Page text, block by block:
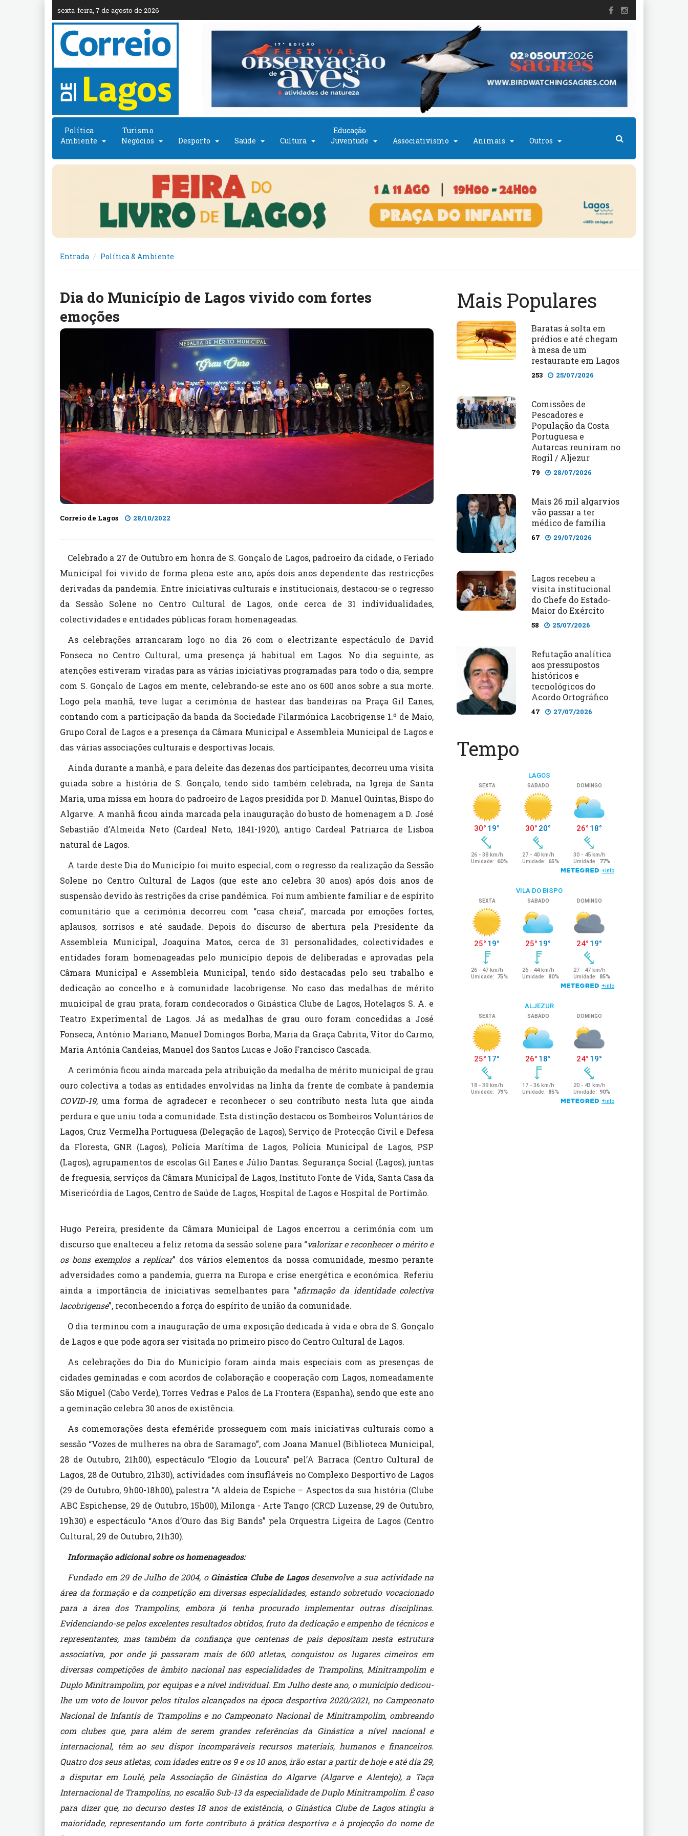
sexta-feira, 7 de agosto de 2026
Política
Ambiente
Turismo
Negócios
Desporto Saúde Cultura
Educação
Juventude
Associativismo Animais Outros
Entrada Política & Ambiente
Dia do Município de Lagos vivido com fortes
emoções
Correio de Lagos 28/10/2022
Celebrado a 27 de Outubro em honra de S. Gonçalo de Lagos, padroeiro da cidade, o Feriado
Municipal foi vivido de forma plena este ano, após dois anos dependente das restricções
derivadas da pandemia. Entre iniciativas culturais e institucionais, destacou-se o regresso
da Sessão Solene no Centro Cultural de Lagos, onde cerca de 31 individualidades,
colectividades e entidades públicas foram homenageadas.
As celebrações arrancaram logo no dia 26 com o electrizante espectáculo de David
Fonseca no Centro Cultural, uma presença já habitual em Lagos. No dia seguinte, as
atenções estiveram viradas para as várias iniciativas programadas para todo o dia, sempre
com S. Gonçalo de Lagos em mente, celebrando-se este ano os 600 anos sobre a sua morte.
Logo pela manhã, teve lugar a cerimónia de hastear das bandeiras na Praça Gil Eanes,
contando com a participação da banda da Sociedade Filarmónica Lacobrigense 1.º de Maio,
Grupo Coral de Lagos e a presença da Câmara Municipal e Assembleia Municipal de Lagos e
das várias associações culturais e desportivas locais.
Ainda durante a manhã, e para deleite das dezenas dos participantes, decorreu uma visita
guiada sobre a história de S. Gonçalo, tendo sido também celebrada, na Igreja de Santa
Maria, uma missa em honra do padroeiro de Lagos presidida por D. Manuel Quintas, Bispo do
Algarve. A manhã ficou ainda marcada pela inauguração do busto de homenagem a D. José
Sebastião d’Almeida Neto (Cardeal Neto, 1841-1920), antigo Cardeal Patriarca de Lisboa
natural de Lagos.
A tarde deste Dia do Município foi muito especial, com o regresso da realização da Sessão
Solene no Centro Cultural de Lagos (que este ano celebra 30 anos) após dois anos de
suspensão devido às restrições da crise pandémica. Foi num ambiente familiar e de espírito
comunitário que a cerimónia decorreu com “casa cheia”, marcada por emoções fortes,
aplausos, sorrisos e até saudade. Depois do discurso de abertura pela Presidente da
Assembleia Municipal, Joaquina Matos, cerca de 31 personalidades, colectividades e
entidades foram homenageadas pelo município depois de deliberadas e aprovadas pela
Câmara Municipal e Assembleia Municipal, tendo sido destacadas pelo seu trabalho e
dedicação ao concelho e à comunidade lacobrigense. No caso das medalhas de mérito
municipal de grau prata, foram condecorados o Ginástica Clube de Lagos, Hotelagos S. A. e
Teatro Experimental de Lagos. Já as medalhas de grau ouro foram concedidas a José
Fonseca, António Mariano, Manuel Domingos Borba, Maria da Graça Cabrita, Vítor do Carmo,
Maria Antónia Candeias, Manuel dos Santos Lucas e João Francisco Cascada.
A cerimónia ficou ainda marcada pela atribuição da medalha de mérito municipal de grau
ouro colectiva a todas as entidades envolvidas na linha da frente de combate à pandemia
COVID-19, uma forma de agradecer e reconhecer o seu contributo nesta luta que ainda
perdura e que uniu toda a comunidade. Esta distinção destacou os Bombeiros Voluntários de
Lagos, Cruz Vermelha Portuguesa (Delegação de Lagos), Serviço de Protecção Civil e Defesa
da Floresta, GNR (Lagos), Polícia Marítima de Lagos, Polícia Municipal de Lagos, PSP
(Lagos), agrupamentos de escolas Gil Eanes e Júlio Dantas. Segurança Social (Lagos), juntas
de freguesia, serviços da Câmara Municipal de Lagos, Instituto Fonte de Vida, Santa Casa da
Misericórdia de Lagos, Centro de Saúde de Lagos, Hospital de Lagos e Hospital de Portimão.
Hugo Pereira, presidente da Câmara Municipal de Lagos encerrou a cerimónia com um
discurso que enalteceu a feliz retoma da sessão solene para “valorizar e reconhecer o mérito e
os bons exemplos a replicar” dos vários elementos da nossa comunidade, mesmo perante
adversidades como a pandemia, guerra na Europa e crise energética e económica. Referiu
ainda a importância de iniciativas semelhantes para “afirmação da identidade colectiva
lacobrigense”, reconhecendo a força do espírito de união da comunidade.
O dia terminou com a inauguração de uma exposição dedicada à vida e obra de S. Gonçalo
de Lagos e que pode agora ser visitada no primeiro pisco do Centro Cultural de Lagos.
As celebrações do Dia do Município foram ainda mais especiais com as presenças de
cidades geminadas e com acordos de colaboração e cooperação com Lagos, nomeadamente
São Miguel (Cabo Verde), Torres Vedras e Palos de La Frontera (Espanha), sendo que este ano
a geminação celebra 30 anos de existência.
As comemorações desta efeméride prosseguem com mais iniciativas culturais como a
sessão “Vozes de mulheres na obra de Saramago”, com Joana Manuel (Biblioteca Municipal,
28 de Outubro, 21h00), espectáculo “Elogio da Loucura” pel’A Barraca (Centro Cultural de
Lagos, 28 de Outubro, 21h30), actividades com insufláveis no Complexo Desportivo de Lagos
(29 de Outubro, 9h00-18h00), palestra “A aldeia de Espiche – Aspectos da sua história (Clube
ABC Espichense, 29 de Outubro, 15h00), Milonga - Arte Tango (CRCD Luzense, 29 de Outubro,
19h30) e espectáculo “Anos d’Ouro das Big Bands” pela Orquestra Ligeira de Lagos (Centro
Cultural, 29 de Outubro, 21h30).
Informação adicional sobre os homenageados:
Fundado em 29 de Julho de 2004, o Ginástica Clube de Lagosdesenvolve a sua actividade na
área da formação e da competição em diversas especialidades, estando sobretudo vocacionado
para a área dos Trampolins, embora já tenha procurado implementar outras disciplinas.
Evidenciando-se pelos excelentes resultados obtidos, fruto da dedicação e empenho de técnicos e
representantes, mas também da confiança que centenas de pais depositam nesta estrutura
associativa, por onde já passaram mais de 600 atletas, conquistou os lugares cimeiros em
diversas competições de âmbito nacional nas especialidades de Trampolins, Minitrampolim e
Duplo Minitrampolim, por equipas e a nível individual. Em Julho deste ano, o município dedicou-
lhe um voto de louvor pelos títulos alcançados na época desportiva 2020/2021, no Campeonato
Nacional de Infantis de Trampolins e no Campeonato Nacional de Minitrampolim, ombreando
com clubes que, para além de serem grandes referências da Ginástica a nível nacional e
internacional, têm ao seu dispor incomparáveis recursos materiais, humanos e financeiros.
Quatro dos seus atletas, com idades entre os 9 e os 10 anos, irão estar a partir de hoje e até dia 29,
a disputar em Loulé, pela Associação de Ginástica do Algarve (Algarve e Alentejo), a Taça
Internacional de Trampolins, no escalão Sub-13 da especialidade de Duplo Minitrampolim. É caso
para dizer que, no decurso destes 18 anos de existência, o Ginástica Clube de Lagos atingiu a
maioridade, representando um forte contributo à prática desportiva e à projecção do nome de
Mais Populares
Baratas à solta em
prédios e até chegam
à mesa de um
restaurante em Lagos
253 25/07/2026
Comissões de
Pescadores e
População da Costa
Portuguesa e
Autarcas reuniram no
Rogil / Aljezur
79 28/07/2026
Mais 26 mil algarvios
vão passar a ter
médico de família
67 29/07/2026
Lagos recebeu a
visita institucional
do Chefe do Estado-
Maior do Exército
58 25/07/2026
Refutação analítica
aos pressupostos
históricos e
tecnológicos do
Acordo Ortográfico
47 27/07/2026
Tempo